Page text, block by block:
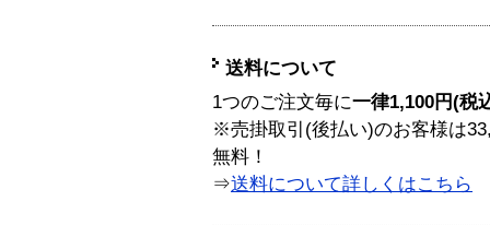
送料について
1つのご注文毎に一律1,100円(税
※売掛取引(後払い)のお客様は
無料！
⇒送料について詳しくはこちら